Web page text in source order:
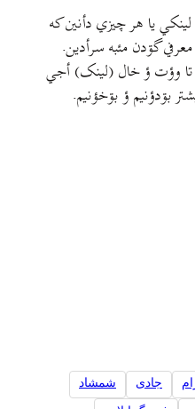
یا هر چیزي دأنين که
گۊدن مئبه سرأدين.
وؤت ؤ خال (لينک) أجي
بۊدؤنيم ؤ بۊخؤنيم.
جادی شمشاد